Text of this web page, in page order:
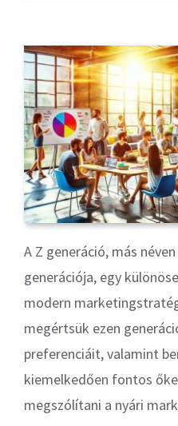
A Z generáció, más
generációja, egy
modern
megértsük ezen
preferenciáit, valamint
kiemelkedően fontos
megszólítani a nyári